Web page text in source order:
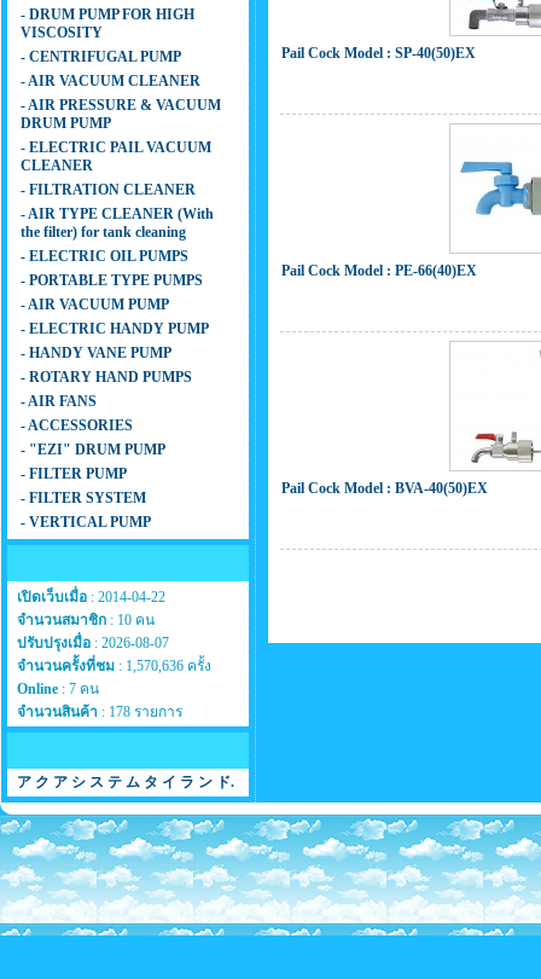
- DRUM PUMP FOR HIGH
VISCOSITY
- CENTRIFUGAL PUMP
- AIR VACUUM CLEANER
- AIR PRESSURE & VACUUM
DRUM PUMP
- ELECTRIC PAIL VACUUM
CLEANER
- FILTRATION CLEANER
- AIR TYPE CLEANER (With
the filter) for tank cleaning
- ELECTRIC OIL PUMPS
- PORTABLE TYPE PUMPS
- AIR VACUUM PUMP
- ELECTRIC HANDY PUMP
- HANDY VANE PUMP
- ROTARY HAND PUMPS
- AIR FANS
- ACCESSORIES
- "EZI" DRUM PUMP
- FILTER PUMP
- FILTER SYSTEM
- VERTICAL PUMP
เปิดเว็บเมื่อ : 2014-04-22
จำนวนสมาชิก : 10 คน
ปรับปรุงเมื่อ : 2026-08-07
จำนวนครั้งที่ชม : 1,570,636 ครั้ง
Online : 7 คน
จำนวนสินค้า : 178 รายการ
ア ク ア シ ス テ ム タ イ ラ ン ド.
Pail Cock Model : SP-40(50)EX
Pail Cock Model : PE-66(40)EX
Pail Cock Model : BVA-40(50)EX